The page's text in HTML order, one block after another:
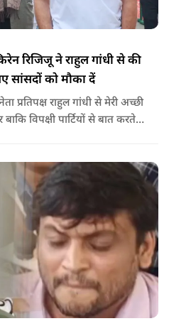
रिजिजू ने राहुल गांधी से की
सांसदों को मौका दें
प्रतिपक्ष राहुल गांधी से मेरी अच्छी
विपक्षी पार्टियों से बात करते